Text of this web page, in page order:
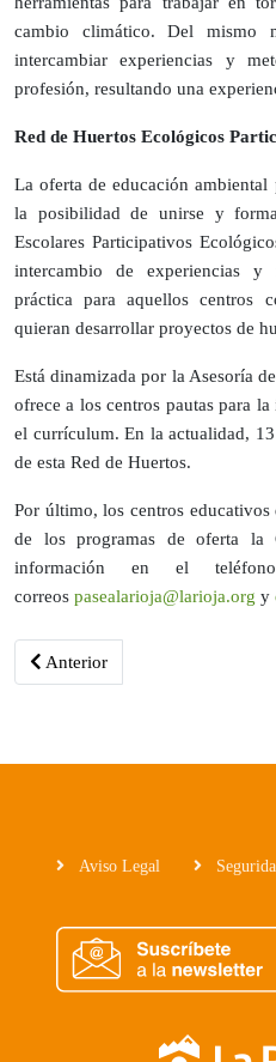
cambio climático. Del mismo
intercambiar experiencias y
profesión, resultando una
Red de Huertos Ecológicos
La oferta de educación
la posibilidad de unirse y
Escolares Participativos
intercambio de experiencias
práctica para aquellos centros
quieran desarrollar proyectos de
Está dinamizada por la Asesoría
ofrece a los centros pautas para
el currículum. En la actualidad,
de esta Red de Huertos.
Por último, los centros
de los programas de oferta la
información en el
correos pasealarioja@larioja.org y
Artículo anterior: La
Anterior
Aviso Legal